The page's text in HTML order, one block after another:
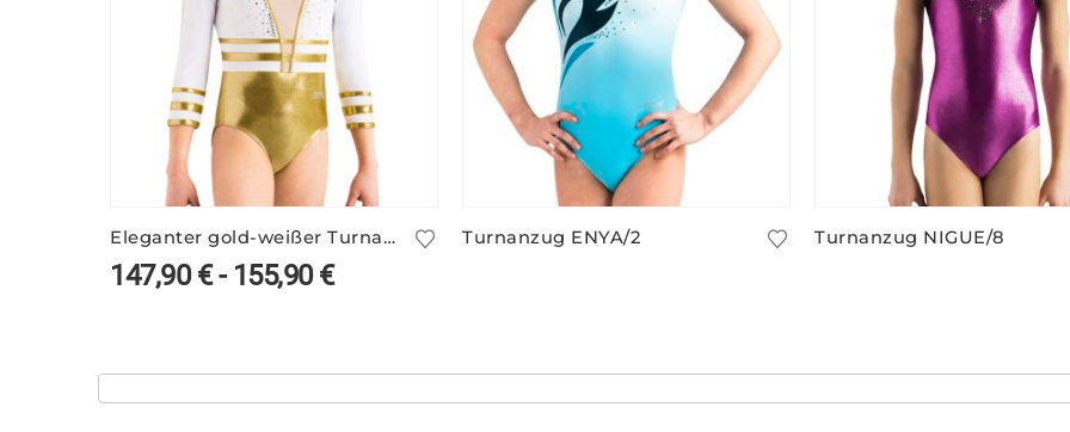
Eleganter gold-weißer Turnanzug ANIKE/1
147,90€- 155,90€
Turnanzug ENYA/2 Turnanzug NIGUE/8